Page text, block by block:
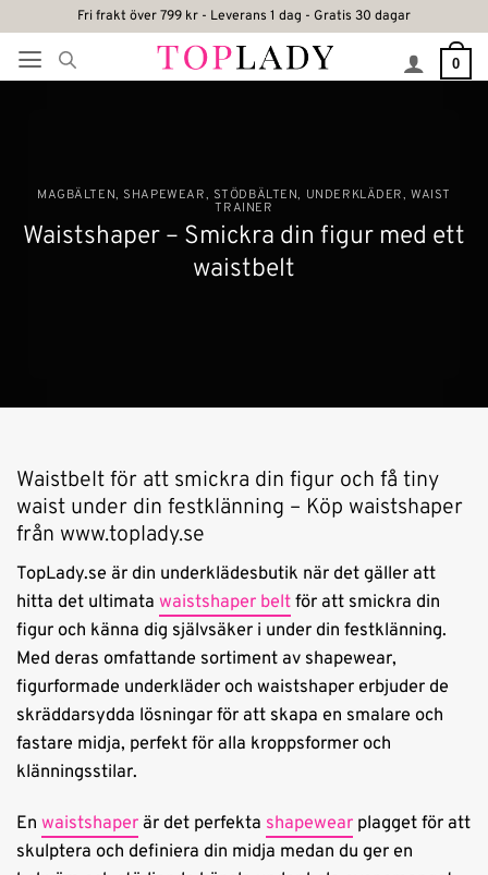
content
Fri frakt över 799 kr - Leverans 1 dag - Gratis 30 dagar
0
MAGBÄLTEN, SHAPEWEAR, STÖDBÄLTEN, UNDERKLÄDER,WAIST
TRAINER
Waistshaper – Smickra din figur med ett
waistbelt
Waistbelt för att smickra din figur och få tiny
waist under din festklänning – Köp waistshaper
från www.toplady.se
TopLady.se är din underklädesbutik när det gäller att
hitta det ultimata waistshaper beltför att smickra din
figur och känna dig självsäker i under din festklänning.
Med deras omfattande sortiment av shapewear,
figurformade underkläder och waistshaper erbjuder de
skräddarsydda lösningar för att skapa en smalare och
fastare midja, perfekt för alla kroppsformer och
klänningsstilar.
En waistshaper är det perfekta shapewear plagget för att
skulptera och definiera din midja medan du ger en